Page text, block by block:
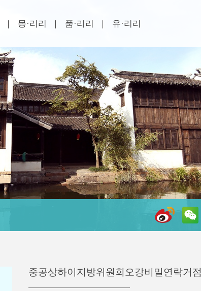
몽·리리 품·리리 유·리리
중공상하이지방위원회오강비밀연락거점